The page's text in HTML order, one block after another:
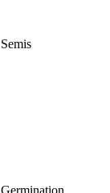
Semis